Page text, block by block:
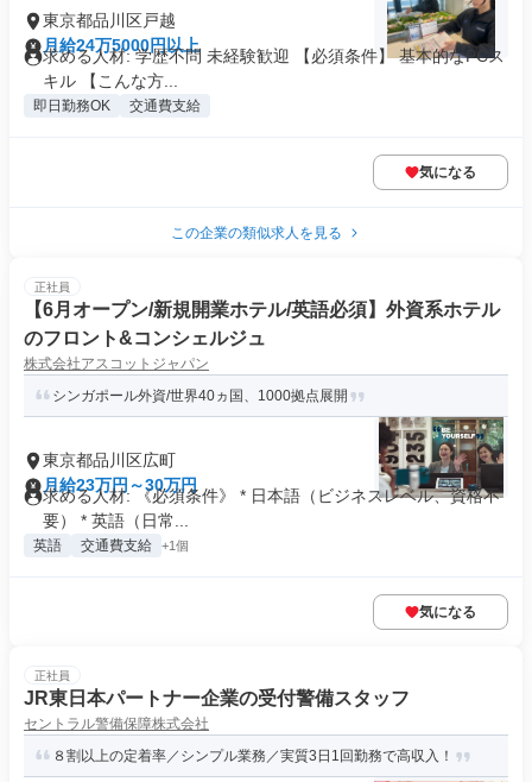
東京都品川区戸越
月給24万5000円以上
求める人材: 学歴不問 未経験歓迎 【必須条件】 基本的なPCス
キル 【こんな方...
即日勤務OK 交通費支給
気になる
この企業の類似求人を見る
正社員
【6月オープン/新規開業ホテル/英語必須】外資系ホテル
のフロント&コンシェルジュ
株式会社アスコットジャパン
シンガポール外資/世界40ヵ国、1000拠点展開
東京都品川区広町
月給23万円～30万円
求める人材: 《必須条件》 * 日本語（ビジネスレベル、資格不
要） * 英語（日常...
英語 交通費支給 +1個
気になる
正社員
JR東日本パートナー企業の受付警備スタッフ
セントラル警備保障株式会社
８割以上の定着率／シンプル業務／実質3日1回勤務で高収入！